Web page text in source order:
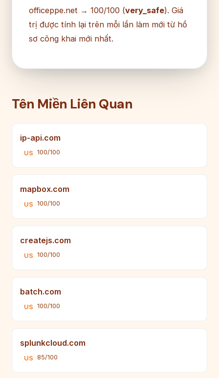
officeppe.net → 100/100 (very_safe). Giá
trị được tính lại trên mỗi lần làm mới từ hồ
sơ công khai mới nhất.
Tên Miền Liên Quan
ip-api.com
US 100/100
mapbox.com
US 100/100
createjs.com
US 100/100
batch.com
US 100/100
splunkcloud.com
US 85/100